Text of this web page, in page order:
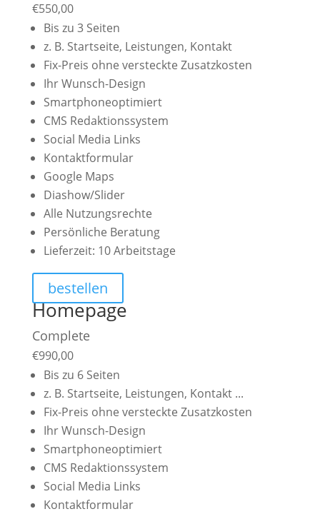
€550,00
Bis zu 3 Seiten
z. B. Startseite, Leistungen, Kontakt
Fix-Preis ohne versteckte Zusatzkosten
Ihr Wunsch-Design
Smartphoneoptimiert
CMS Redaktionssystem
Social Media Links
Kontaktformular
Google Maps
Diashow/Slider
Alle Nutzungsrechte
Persönliche Beratung
Lieferzeit: 10 Arbeitstage
bestellen
Homepage
Complete
€990,00
Bis zu 6 Seiten
z. B. Startseite, Leistungen, Kontakt ...
Fix-Preis ohne versteckte Zusatzkosten
Ihr Wunsch-Design
Smartphoneoptimiert
CMS Redaktionssystem
Social Media Links
Kontaktformular